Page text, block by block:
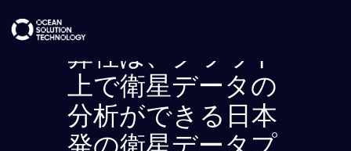
内
容
弊社は、クラウド
上で衛星データの
分析ができる日本